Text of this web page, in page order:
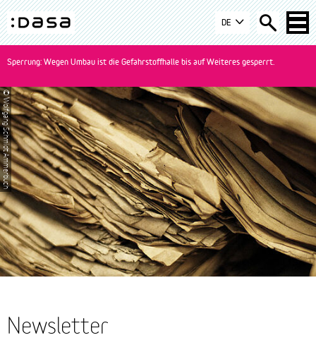
Zur
Navigation
springen
Zum
Inhalt
springen
Zur
Suche
springen
DASA
-
Startseite
wechseln
DE
Sperrung: Wegen Umbau ist die Gefahrstoffhalle bis auf Weiteres gesperrt.
© Wolfgang Schmidt Ammerbuch
Newsletter